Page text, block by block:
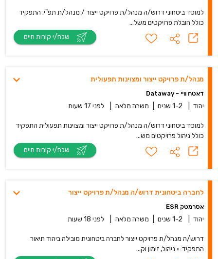
למוסד ביטחוני דרוש/ה מנהל/ת פרויקט ייצור / מנהל/ת תפ"י. התפקיד
כולל הובלת פרויקטים משל...
מנהל/ת פרויקט ייצור ומצוינות תפעולית
דאטה וויי - Dataway
יהוד 1-2 שנים משרה מלאה לפני 17 שעות
למוסד ביטחוני דרוש/ה מנהל/ת פרויקט ייצור ומצוינות תפעולית התפקיד
כולל ניהול פרויקטים מש...
לחברה ביטחונית דרוש/ה מנהל/ת פרויקט ייצור
אסרמטק ESR
יהוד 1-2 שנים משרה מלאה לפני 18 שעות
דרוש/ה מנהל/ת פרויקט ייצור לחברה ביטחונית מובילה ביהוד תיאור
התפקיד: • ניהול, זימון וק...